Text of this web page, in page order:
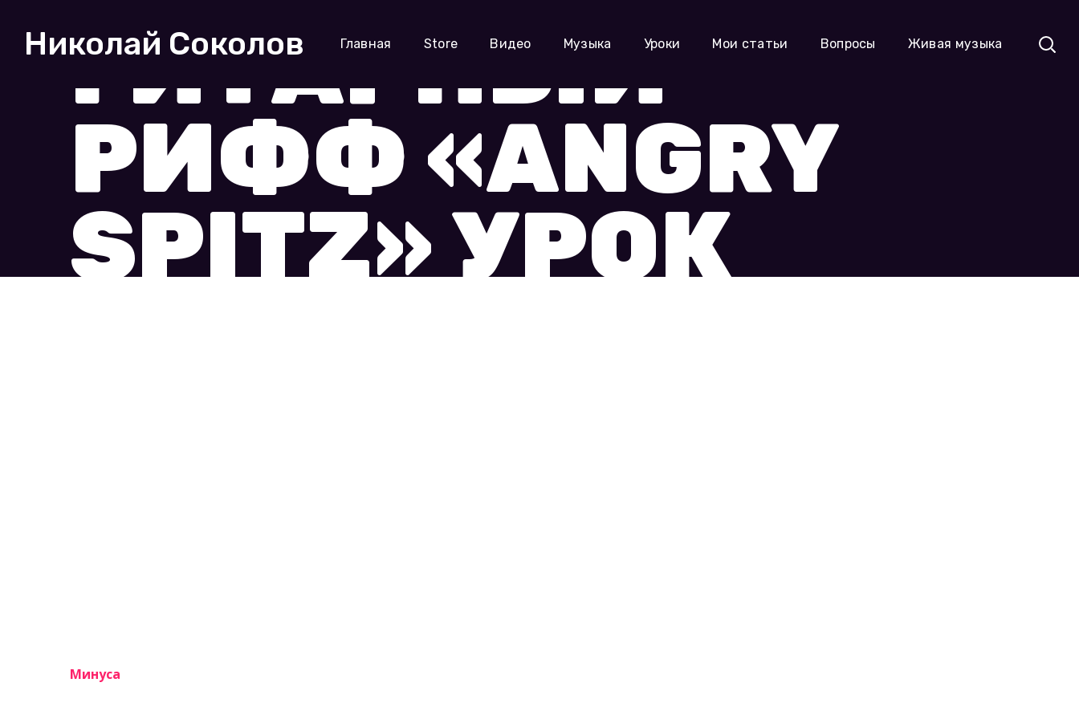
Николай Соколов Главная Store Видео Музыка Уроки Мои статьи Вопросы Живая музыка
ГИТАРНЫЙ
РИФФ «ANGRY
SPITZ» УРОК
Минуса